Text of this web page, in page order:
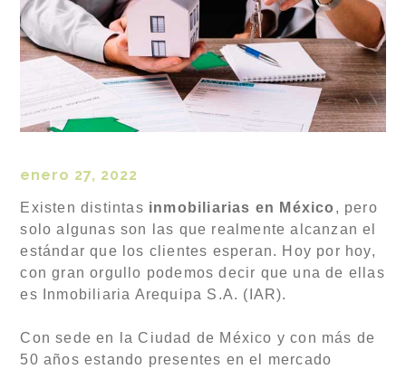
enero 27, 2022
Existen distintas inmobiliarias en México , pero
solo algunas son las que realmente alcanzan el
estándar que los clientes esperan. Hoy por hoy,
con gran orgullo podemos decir que una de ellas
es Inmobiliaria Arequipa S.A. (IAR).
Con sede en la Ciudad de México y con más de
50 años estando presentes en el mercado